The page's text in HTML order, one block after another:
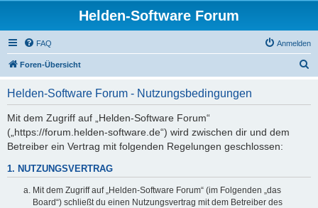
Helden-Software Forum
FAQ Anmelden
Foren-Übersicht
Helden-Software Forum - Nutzungsbedingungen
Mit dem Zugriff auf „Helden-Software Forum“
(„https://forum.helden-software.de“) wird zwischen dir und dem
Betreiber ein Vertrag mit folgenden Regelungen geschlossen:
1. NUTZUNGSVERTRAG
Mit dem Zugriff auf „Helden-Software Forum“ (im Folgenden „das
Board“) schließt du einen Nutzungsvertrag mit dem Betreiber des